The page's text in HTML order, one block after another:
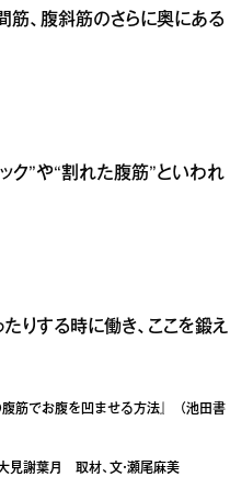
筋、腹斜筋のさらに奥にある
ク”や“割れた腹筋”といわれ
りする時に働き、ここを鍛え
筋でお腹を凹ませる方法』（池田書
見謝葉月 取材、文・瀬尾麻美